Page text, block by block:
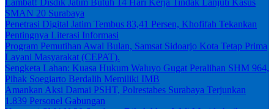
SMAN 20 Surabaya
Penetrasi Digital Jatim Tembus 83,41 Persen, Khofifah Tekankan
Pentingnya Literasi Informasi
Program Pemutihan Awal Bulan, Samsat Sidoarjo Kota Tetap Prima
Layani Masyarakat (CEPAT).
Sengketa Lahan: Kuasa Hukum Waluyo Gugat Peralihan SHM 964,
Pihak Soegiarto Berdalih Memiliki IMB
Amankan Aksi Damai PSHT, Polrestabes Surabaya Terjunkan
1.839 Personel Gabungan